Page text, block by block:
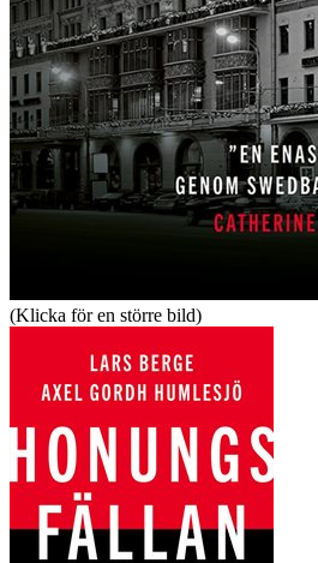
(Klicka för en större bild)